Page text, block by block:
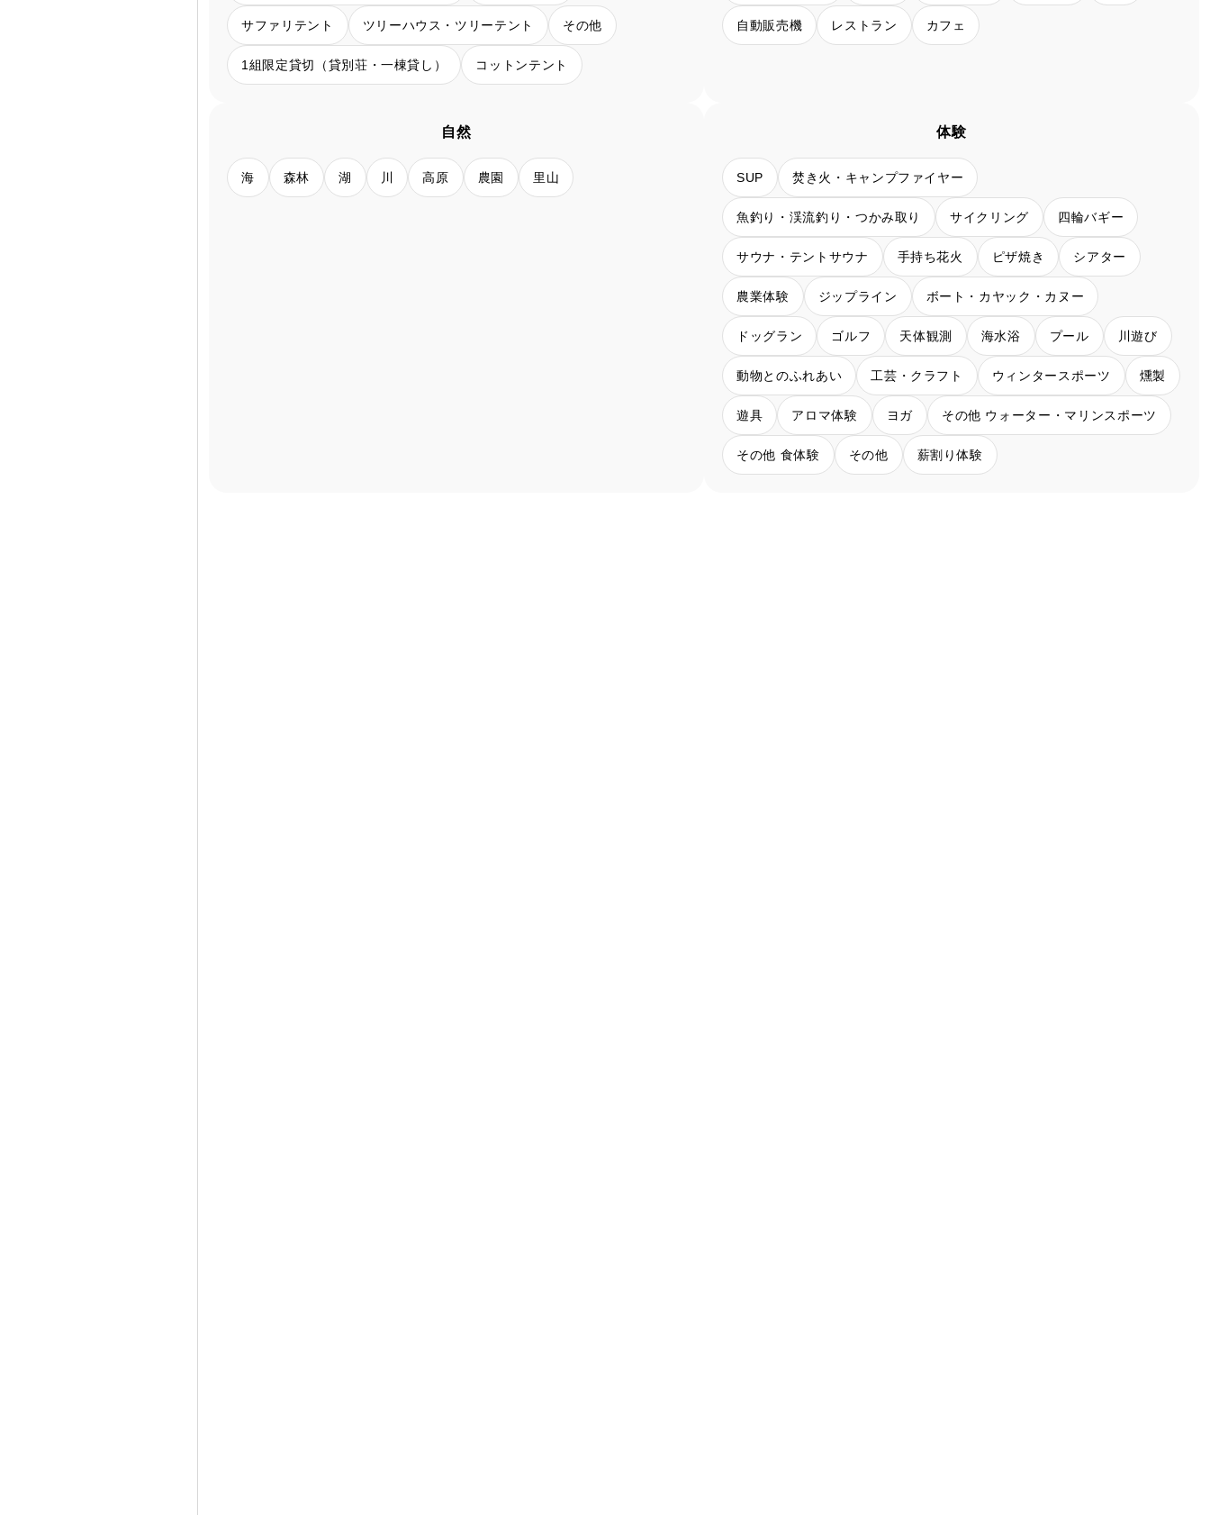
サファリテント ツリーハウス・ツリーテント その他
1組限定貸切（貸別荘・一棟貸し） コットンテント
自動販売機 レストラン カフェ
自然
海 森林 湖 川 高原 農園 里山
体験
SUP 焚き火・キャンプファイヤー
魚釣り・渓流釣り・つかみ取り サイクリング 四輪バギー
サウナ・テントサウナ 手持ち花火 ピザ焼き シアター
農業体験 ジップライン ボート・カヤック・カヌー
ドッグラン ゴルフ 天体観測 海水浴 プール 川遊び
動物とのふれあい 工芸・クラフト ウィンタースポーツ 燻製
遊具 アロマ体験 ヨガ その他 ウォーター・マリンスポーツ
その他 食体験 その他 薪割り体験